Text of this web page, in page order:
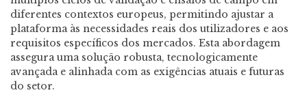
diferentes contextos europeus, permitindo ajustar a
plataforma às necessidades reais dos utilizadores e aos
requisitos específicos dos mercados. Esta abordagem
assegura uma solução robusta, tecnologicamente
avançada e alinhada com as exigências atuais e futuras
do setor.